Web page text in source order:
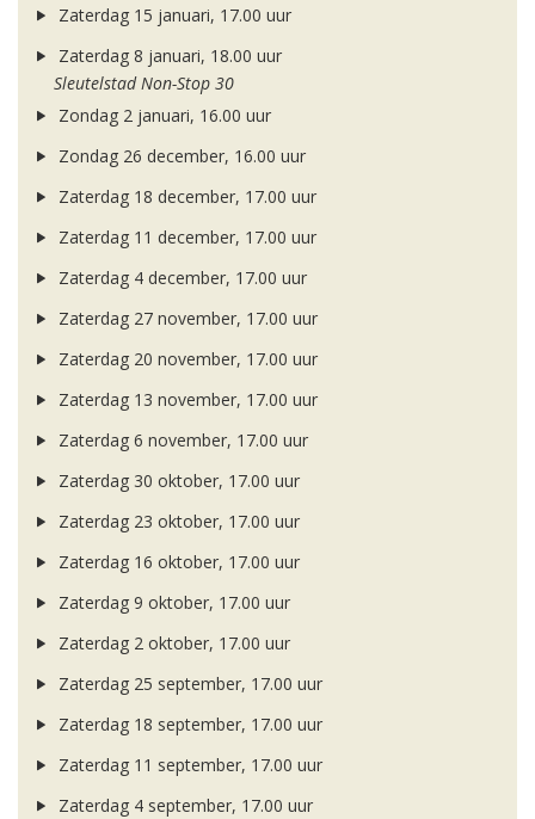
Zaterdag 15 januari, 17.00 uur
Zaterdag 8 januari, 18.00 uur
Sleutelstad Non-Stop 30
Zondag 2 januari, 16.00 uur
Zondag 26 december, 16.00 uur
Zaterdag 18 december, 17.00 uur
Zaterdag 11 december, 17.00 uur
Zaterdag 4 december, 17.00 uur
Zaterdag 27 november, 17.00 uur
Zaterdag 20 november, 17.00 uur
Zaterdag 13 november, 17.00 uur
Zaterdag 6 november, 17.00 uur
Zaterdag 30 oktober, 17.00 uur
Zaterdag 23 oktober, 17.00 uur
Zaterdag 16 oktober, 17.00 uur
Zaterdag 9 oktober, 17.00 uur
Zaterdag 2 oktober, 17.00 uur
Zaterdag 25 september, 17.00 uur
Zaterdag 18 september, 17.00 uur
Zaterdag 11 september, 17.00 uur
Zaterdag 4 september, 17.00 uur